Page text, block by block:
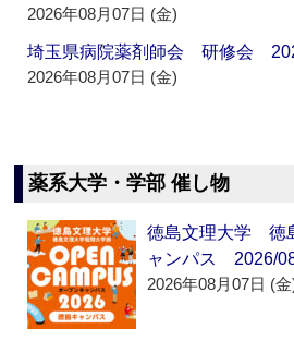
2026年08月07日 (金)
埼玉県病院薬剤師会 研修会
2026年08月07日 (金)
薬系大学・学部 催し物
徳島文理大学 徳
ャンパス 2026/
2026年08月07日 (金